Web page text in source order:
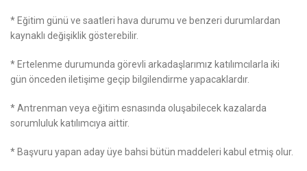
* Eğitim günü ve saatleri hava durumu ve benzeri durumlardan
kaynaklı değişiklik gösterebilir.
* Ertelenme durumunda görevli arkadaşlarımız katılımcılarla iki
gün önceden iletişime geçip bilgilendirme yapacaklardır.
* Antrenman veya eğitim esnasında oluşabilecek kazalarda
sorumluluk katılımcıya aittir.
* Başvuru yapan aday üye bahsi bütün maddeleri kabul etmiş olur.